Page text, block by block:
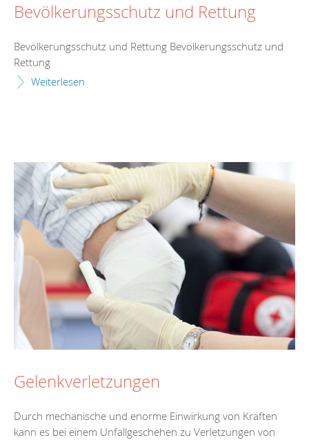
Bevölkerungsschutz und Rettung
Bevölkerungsschutz und Rettung Bevölkerungsschutz und
Rettung
Weiterlesen
Gelenkverletzungen
Durch mechanische und enorme Einwirkung von Kräften
kann es bei einem Unfallgeschehen zu Verletzungen von